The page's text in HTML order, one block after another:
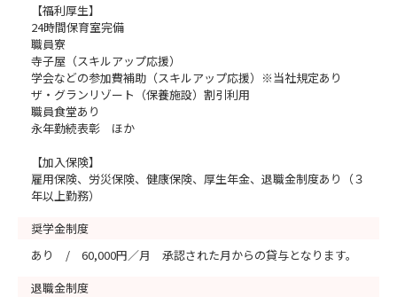
【福利厚生】
24時間保育室完備
職員寮
寺子屋（スキルアップ応援）
学会などの参加費補助（スキルアップ応援）※当社規定あり
ザ・グランリゾート（保養施設）割引利用
職員食堂あり
永年勤続表彰 ほか
【加入保険】
雇用保険、労災保険、健康保険、厚生年金、退職金制度あり（３
年以上勤務）
奨学金制度
あり / 60,000円／月 承認された月からの貸与となります。
退職金制度